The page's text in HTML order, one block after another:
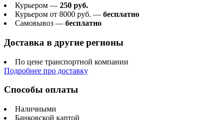
Курьером — 250 руб.
Курьером от 8000 руб. — бесплатно
Самовывоз — бесплатно
Доставка в другие регионы
По цене транспортной компании
Подробнее про доставку
Способы оплаты
Наличными
Банковской картой